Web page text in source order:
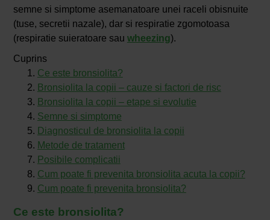
semne si simptome asemanatoare unei raceli obisnuite
(tuse, secretii nazale), dar si respiratie zgomotoasa
(respiratie suieratoare sau wheezing).
Cuprins
Ce este bronsiolita?
Bronsiolita la copii – cauze si factori de risc
Bronsiolita la copii – etape si evolutie
Semne si simptome
Diagnosticul de bronsiolita la copii
Metode de tratament
Posibile complicatii
Cum poate fi prevenita bronsiolita acuta la copii?
Cum poate fi prevenita bronsiolita?
Ce este bronsiolita?